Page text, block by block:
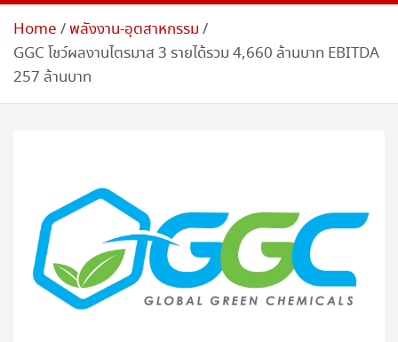
Home พลังงาน-อุตสาหกรรม
GGC โชว์ผลงานไตรมาส 3 รายได้รวม 4,660 ล้านบาท EBITDA
257 ล้านบาท